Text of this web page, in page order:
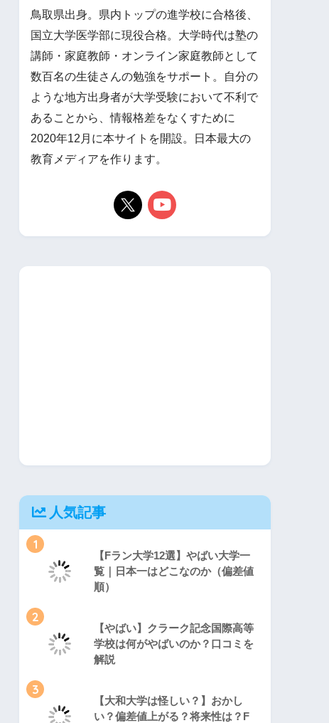
鳥取県出身。県内トップの進学校に合格後、
国立大学医学部に現役合格。大学時代は塾の
講師・家庭教師・オンライン家庭教師として
数百名の生徒さんの勉強をサポート。自分の
ような地方出身者が大学受験において不利で
あることから、情報格差をなくすために
2020年12月に本サイトを開設。日本最大の
教育メディアを作ります。
人気記事
1
【Fラン大学12選】やばい大学一
覧｜日本一はどこなのか（偏差値
順）
2
【やばい】クラーク記念国際高等
学校は何がやばいのか？口コミを
解説
3
【大和大学は怪しい？】おかし
い？偏差値上がる？将来性は？F